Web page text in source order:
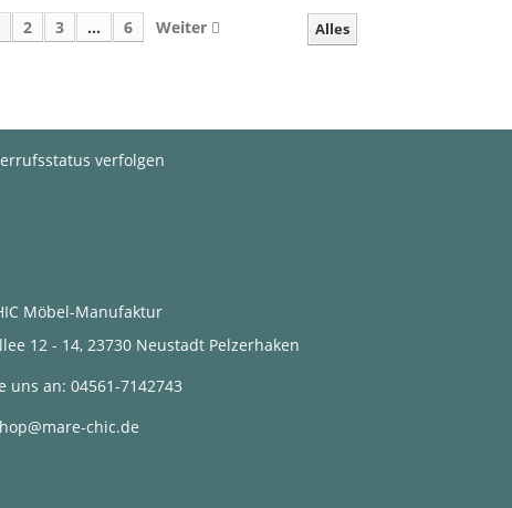
Alles
2 3 ... 6 Weiter
verfolgen
Möbel-Manufaktur
- 14, 23730 Neustadt Pelzerhaken
uns an: 04561-7142743
chic.de